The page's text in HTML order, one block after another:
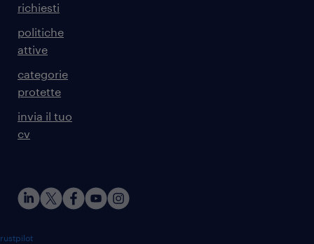
richiesti
politiche
attive
categorie
protette
invia il tuo
cv